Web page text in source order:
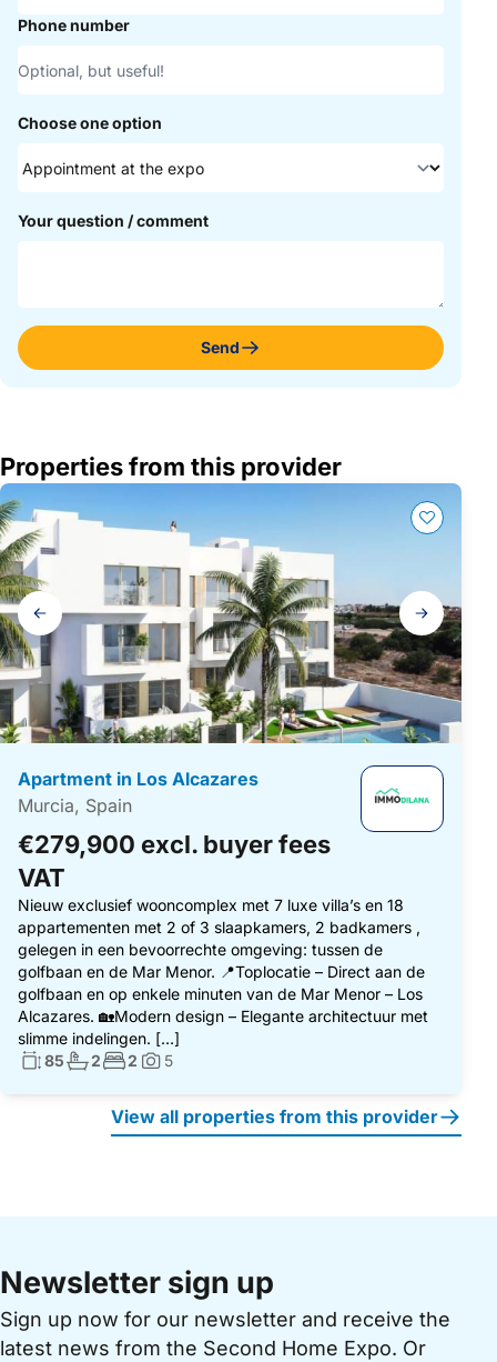
Phone number
Choose one option
Your question / comment
Send
Properties from this provider
Gallery
navigation
Apartment in Los Alcazares
Murcia, Spain
€279,900 excl. buyer fees
VAT
Nieuw exclusief wooncomplex met 7 luxe villa’s en 18
appartementen met 2 of 3 slaapkamers, 2 badkamers ,
gelegen in een bevoorrechte omgeving: tussen de
golfbaan en de Mar Menor. 📍Toplocatie – Direct aan de
golfbaan en op enkele minuten van de Mar Menor – Los
Alcazares. 🏡Modern design – Elegante architectuur met
slimme indelingen. […]
Living surface:
85No. bathrooms:
2No. bedrooms:
2 Photos:
5
View all properties from this provider
Newsletter sign up
Sign up now for our newsletter and receive the
latest news from the Second Home Expo. Or